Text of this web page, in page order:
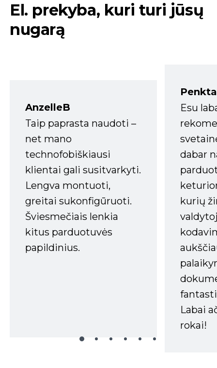
El. prekyba, kuri turi jūsų
nugarą
AnzelleB
Taip paprasta naudoti –
net mano
technofobiškiausi
klientai gali susitvarkyti.
Lengva montuoti,
greitai sukonfigūruoti.
Šviesmečiais lenkia
kitus parduotuvės
papildinius.
Esu
dabar
kurių
Labai
rokai!